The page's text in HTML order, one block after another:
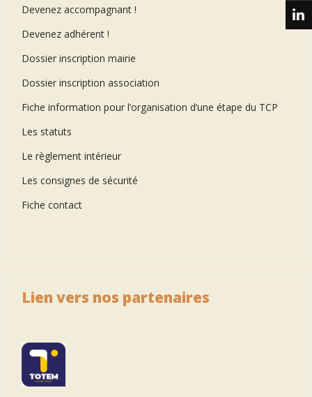
Devenez accompagnant !
Devenez adhérent !
Dossier inscription mairie
Dossier inscription association
Fiche information pour l’organisation d’une étape du TCP
Les statuts
Le règlement intérieur
Les consignes de sécurité
Fiche contact
Lien vers nos partenaires